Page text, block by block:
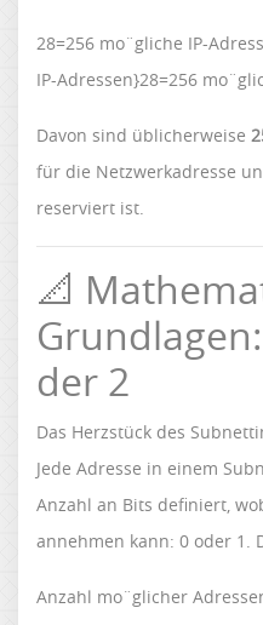
28=256 mo¨gliche IP-
IP-Adressen}28=256
Davon sind üblicherweise
für die Netzwerkadresse
reserviert ist.
📐
der 2
Das Herzstück des
Jede Adresse in einem
Anzahl an Bits definiert,
annehmen kann: 0 oder 1.
Anzahl mo¨glicher